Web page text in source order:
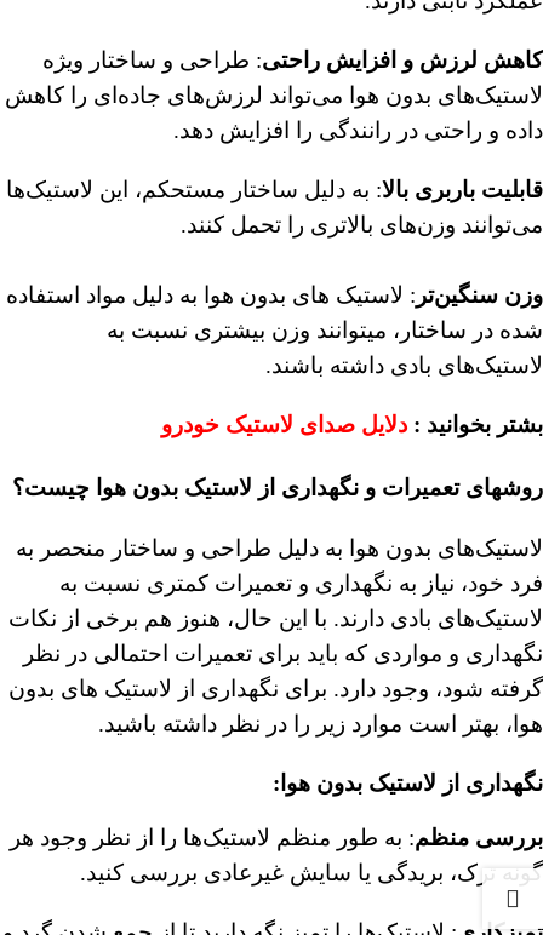
کاهش لرزش و افزایش راحتی: طراحی و ساختار ویژه
لاستیک‌های بدون هوا می‌تواند لرزش‌های جاده‌ای را کاهش
داده و راحتی در رانندگی را افزایش دهد.
قابلیت باربری بالا: به دلیل ساختار مستحکم، این لاستیک‌ها
می‌توانند وزن‌های بالاتری را تحمل کنند.
وزن سنگین‌تر : لاستیک های بدون هوا به دلیل مواد استفاده
شده در ساختار، میتوانند وزن بیشتری نسبت به
لاستیک‌های بادی داشته باشند.
بشتر بخوانید : دلایل صدای لاستیک خودرو
روشهای تعمیرات و نگهداری از لاستیک بدون هوا چیست؟
لاستیک‌های بدون هوا به دلیل طراحی و ساختار منحصر به‌
فرد خود، نیاز به نگهداری و تعمیرات کمتری نسبت به
لاستیک‌های بادی دارند. با این حال، هنوز هم برخی از نکات
نگهداری و مواردی که باید برای تعمیرات احتمالی در نظر
گرفته شود، وجود دارد. برای نگهداری از لاستیک های بدون
هوا، بهتر است موارد زیر را در نظر داشته باشید.
نگهداری از لاستیک بدون هوا :
بررسی منظم: به طور منظم لاستیک‌ها را از نظر وجود هر
گونه ترک، بریدگی یا سایش غیرعادی بررسی کنید.